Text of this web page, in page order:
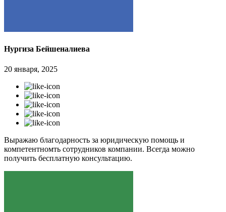
Нургиза Бейшеналиева
20 января, 2025
Выражаю благодарность за юридическую помощь и
компетентномть сотрудников компании. Всегда можно
получить бесплатную консультацию.